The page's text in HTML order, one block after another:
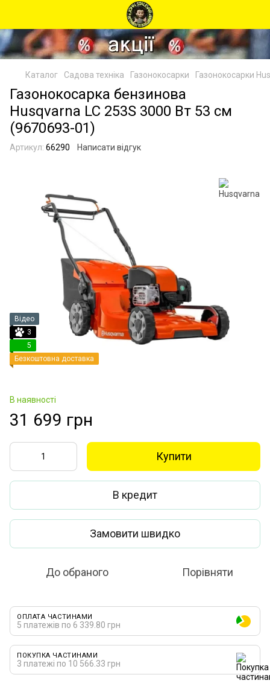
Каталог Садова техніка Газонокосарки Газонокосарки
Газонокосарка бензинова
Husqvarna LC 253S 3000 Вт 53 см
(9670693-01)
Артикул: 66290 Написати відгук
Відео
3
5
Безкоштовна доставка
В наявності
31 699 грн
Купити
В кредит
Замовити швидко
До обраного Порівняти
ОПЛАТА ЧАСТИНАМИ
5 платежів по 6 339.80 грн
ПОКУПКА ЧАСТИНАМИ
3 платежі по 10 566.33 грн